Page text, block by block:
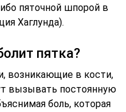
пяточной шпорой в
Хаглунда).
пятка?
возникающие в кости,
вызывать постоянную
боль, которая